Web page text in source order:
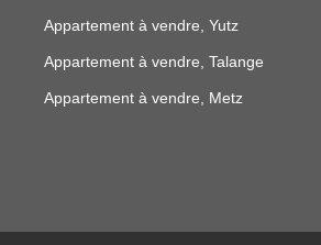
Appartement à vendre, Yutz
Appartement à vendre, Talange
Appartement à vendre, Metz